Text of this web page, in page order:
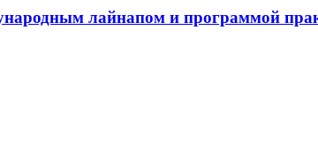
лайнапом и программой